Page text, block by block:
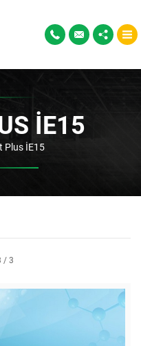
İE15
Plus İE15
/ 3